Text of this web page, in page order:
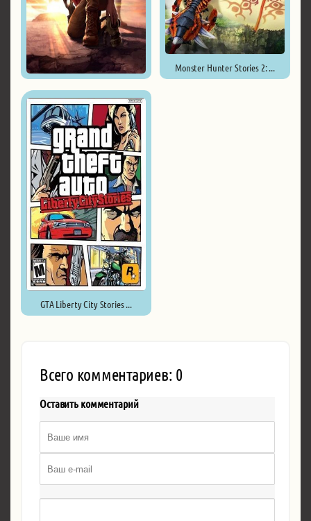
Monster Hunter Stories 2: ...
GTA Liberty City Stories ...
Всего комментариев: 0
Оставить комментарий